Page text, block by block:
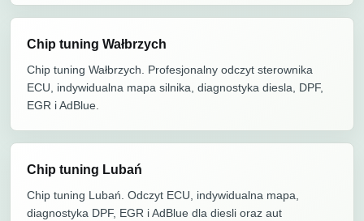
Chip tuning Wałbrzych
Chip tuning Wałbrzych. Profesjonalny odczyt sterownika
ECU, indywidualna mapa silnika, diagnostyka diesla, DPF,
EGR i AdBlue.
Chip tuning Lubań
Chip tuning Lubań. Odczyt ECU, indywidualna mapa,
diagnostyka DPF, EGR i AdBlue dla diesli oraz aut